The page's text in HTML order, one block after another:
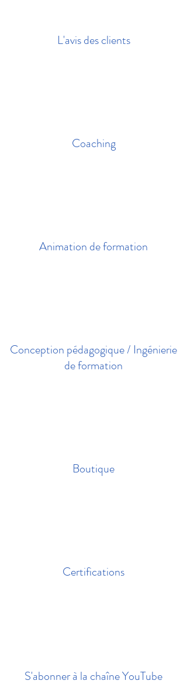
L'avis des clients
Coaching
Animation de formation
Conception pédagogique / Ingénierie
de formation
Boutique
Certifications
S'abonner à la chaîne YouTube